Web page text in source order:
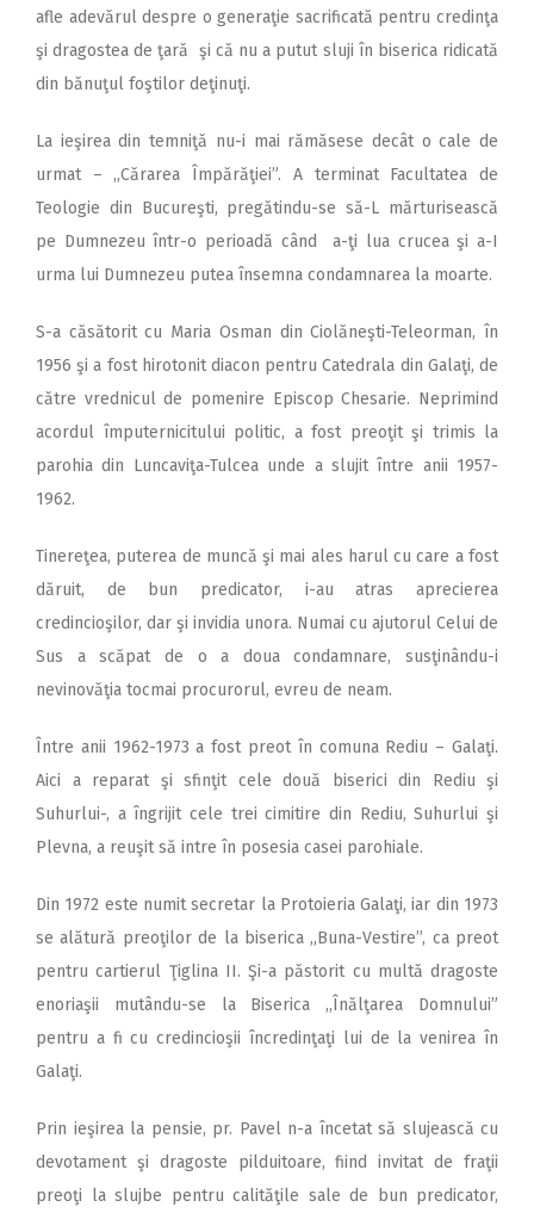
afle adevărul despre o generaţie sacrificată pentru credinţa
şi dragostea de ţară şi că nu a putut sluji în biserica ridicată
din bănuţul foştilor deţinuţi.
La ieşirea din temniţă nu-i mai rămăsese decât o cale de
urmat – ,,Cărarea Împărăţiei”. A terminat Facultatea de
Teologie din Bucureşti, pregătindu-se să-L mărturisească
pe Dumnezeu într-o perioadă când a-ţi lua crucea şi a-I
urma lui Dumnezeu putea însemna condamnarea la moarte.
S-a căsătorit cu Maria Osman din Ciolăneşti-Teleorman, în
1956 şi a fost hirotonit diacon pentru Catedrala din Galaţi, de
către vrednicul de pomenire Episcop Chesarie. Neprimind
acordul împuternicitului politic, a fost preoţit şi trimis la
parohia din Luncaviţa-Tulcea unde a slujit între anii 1957-
1962.
Tinereţea, puterea de muncă şi mai ales harul cu care a fost
dăruit, de bun predicator, i-au atras aprecierea
credincioşilor, dar şi invidia unora. Numai cu ajutorul Celui de
Sus a scăpat de o a doua condamnare, susţinându-i
nevinovăţia tocmai procurorul, evreu de neam.
Între anii 1962-1973 a fost preot în comuna Rediu – Galaţi.
Aici a reparat şi sfinţit cele două biserici din Rediu şi
Suhurlui-, a îngrijit cele trei cimitire din Rediu, Suhurlui şi
Plevna, a reuşit să intre în posesia casei parohiale.
Din 1972 este numit secretar la Protoieria Galaţi, iar din 1973
se alătură preoţilor de la biserica ,,Buna-Vestire”, ca preot
pentru cartierul Ţiglina II. Şi-a păstorit cu multă dragoste
enoriaşii mutându-se la Biserica ,,Înălţarea Domnului”
pentru a fi cu credincioşii încredinţaţi lui de la venirea în
Galaţi.
Prin ieşirea la pensie, pr. Pavel n-a încetat să slujească cu
devotament şi dragoste pilduitoare, fiind invitat de fraţii
preoţi la slujbe pentru calităţile sale de bun predicator,